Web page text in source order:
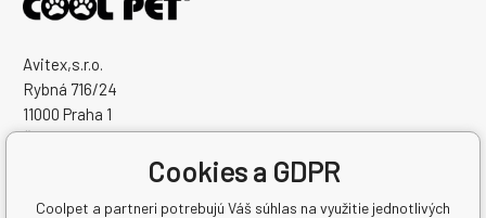
Avitex,s.r.o.
Rybná 716/24
11000 Praha 1
Česká Republika
IČ DPH (DIČ): CZ60745291
Cookies a GDPR
Coolpet a partneri potrebujú Váš súhlas na využitie jednotlivých